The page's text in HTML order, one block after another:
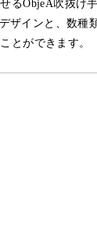
るObjeA吹抜け
ザインと、数
とができます。